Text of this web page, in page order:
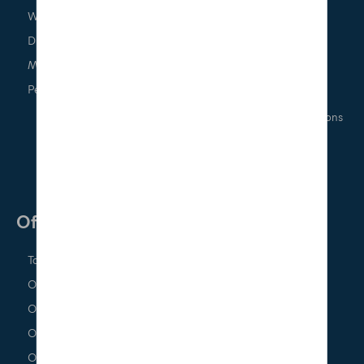
Well-being
D'Ieteren Academy
Mobilité interne
People corner
Marketing & Communications
Offres d'emplois
Toutes nos offres
Offres chez Volkswagen
Offres chez Audi
Offres chez SEAT
Offres chez CUPRA